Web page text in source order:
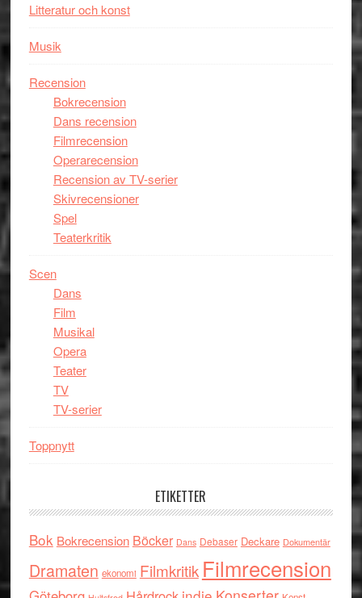
Litteratur och konst
Musik
Recension
Bokrecension
Dans recension
Filmrecension
Operarecension
Recension av TV-serier
Skivrecensioner
Spel
Teaterkritik
Scen
Dans
Film
Musikal
Opera
Teater
TV
TV-serier
Toppnytt
ETIKETTER
Bok Bokrecension Böcker Dans Debaser Deckare Dokumentär
Dramaten ekonomi Filmkritik Filmrecension